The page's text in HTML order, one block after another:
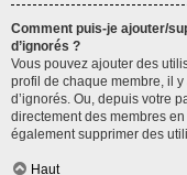
Comment puis-je ajouter/
d’ignorés ?
Vous pouvez ajouter des
profil de chaque membre, il y
d’ignorés. Ou, depuis votre
directement des membres
également supprimer des
Haut